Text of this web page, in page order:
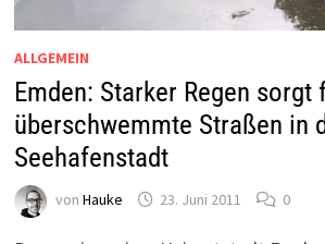
ALLGEMEIN
Emden: Starker Regen sorgt
überschwemmte Straßen in
Seehafenstadt
von Hauke 23. Juni 2011 0